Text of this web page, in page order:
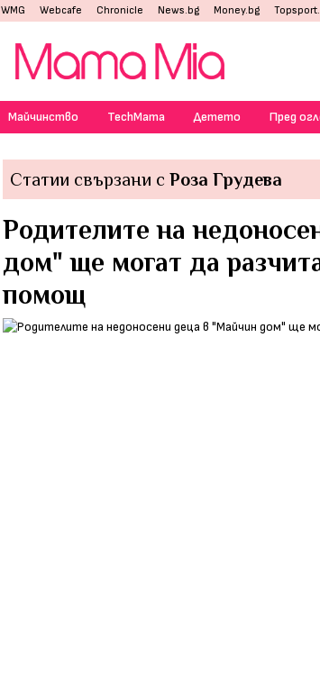
WMG Webcafe Chronicle News.bg Money.bg
Майчинство TechMama Детето Пред
Статии свързани с Роза Грудева
Родителите на
дом" ще могат да
помощ